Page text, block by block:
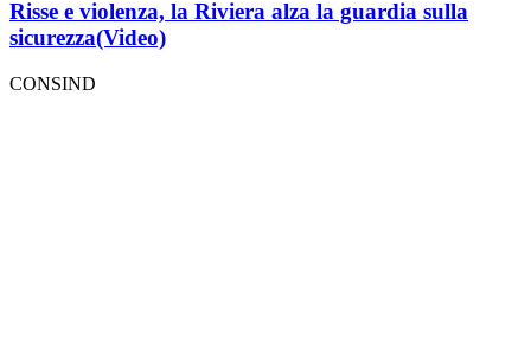
Risse e violenza, la Riviera alza la guardia sulla
sicurezza(Video)
CONSIND